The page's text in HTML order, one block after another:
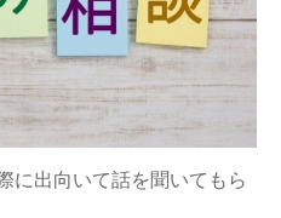
に出向いて話を聞いてもら